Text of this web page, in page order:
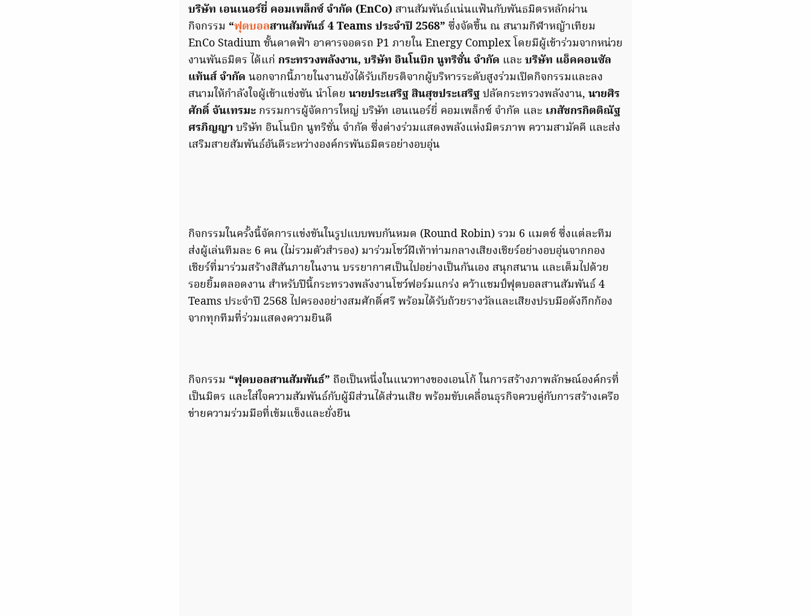
บริษัท เอนเนอร์ยี่ คอมเพล็กซ์ จำกัด (EnCo) สานสัมพันธ์แน่นแฟ้นกับพันธมิตรหลักผ่าน
กิจกรรม “ฟุตบอลสานสัมพันธ์ 4 Teams ประจำปี 2568” ซึ่งจัดขึ้น ณ สนามกีฬาหญ้าเทียม
EnCo Stadium ชั้นดาดฟ้า อาคารจอดรถ P1 ภายใน Energy Complex โดยมีผู้เข้าร่วมจากหน่วย
งานพันธมิตร ได้แก่ กระทรวงพลังงาน, บริษัท อินโนบิก นูทริชั่น จำกัด และ บริษัท แอ็คคอนซัล
แท้นส์ จำกัด นอกจากนี้ภายในงานยังได้รับเกียรติจากผู้บริหารระดับสูงร่วมเปิดกิจกรรมและลง
สนามให้กำลังใจผู้เข้าแข่งขัน นำโดย นายประเสริฐ สินสุขประเสริฐปลัดกระทรวงพลังงาน, นายศิร
ศักดิ์ จันเทรมะ กรรมการผู้จัดการใหญ่ บริษัท เอนเนอร์ยี่ คอมเพล็กซ์ จำกัด และ เภสัชกรกิตติณัฐ
ศรภิญญาบริษัท อินโนบิก นูทริชั่น จำกัด ซึ่งต่างร่วมแสดงพลังแห่งมิตรภาพ ความสามัคคี และส่ง
เสริมสายสัมพันธ์อันดีระหว่างองค์กรพันธมิตรอย่างอบอุ่น
กิจกรรมในครั้งนี้จัดการแข่งขันในรูปแบบพบกันหมด (Round Robin) รวม 6 แมตช์ ซึ่งแต่ละทีม
ส่งผู้เล่นทีมละ 6 คน (ไม่รวมตัวสำรอง) มาร่วมโชว์ฝีเท้าท่ามกลางเสียงเชียร์อย่างอบอุ่นจากกอง
เชียร์ที่มาร่วมสร้างสีสันภายในงาน บรรยากาศเป็นไปอย่างเป็นกันเอง สนุกสนาน และเต็มไปด้วย
รอยยิ้มตลอดงาน สำหรับปีนี้กระทรวงพลังงานโชว์ฟอร์มแกร่ง คว้าแชมป์ฟุตบอลสานสัมพันธ์ 4
Teams ประจำปี 2568 ไปครองอย่างสมศักดิ์ศรี พร้อมได้รับถ้วยรางวัลและเสียงปรบมือดังกึกก้อง
จากทุกทีมที่ร่วมแสดงความยินดี
กิจกรรม “ฟุตบอลสานสัมพันธ์” ถือเป็นหนึ่งในแนวทางของเอนโก้ ในการสร้างภาพลักษณ์องค์กรที่
เป็นมิตร และใส่ใจความสัมพันธ์กับผู้มีส่วนได้ส่วนเสีย พร้อมขับเคลื่อนธุรกิจควบคู่กับการสร้างเครือ
ข่ายความร่วมมือที่เข้มแข็งและยั่งยืน